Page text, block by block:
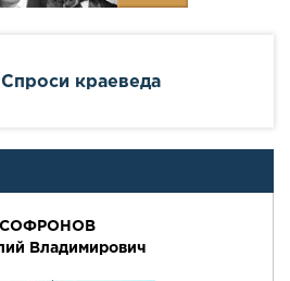
Cпроси краеведа
СОФРОНОВ
Владимирович